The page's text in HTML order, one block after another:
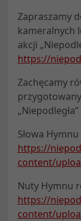
Zapraszamy
kameralnych
akcji
https://
Zachęcamy
Słowa
https://
content/
Nuty Hymnu
https://
content/